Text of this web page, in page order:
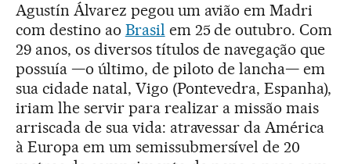
Agustín Álvarez pegou um avião em Madri
com destino ao Brasil em 25 de outubro. Com
29 anos, os diversos títulos de navegação que
possuía —o último, de piloto de lancha— em
sua cidade natal, Vigo (Pontevedra, Espanha),
iriam lhe servir para realizar a missão mais
arriscada de sua vida: atravessar da América
à Europa em um semissubmersível de 20